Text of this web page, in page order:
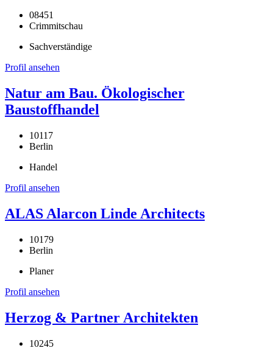
08451
Crimmitschau
Sachverständige
Profil ansehen
Natur am Bau. Ökologischer
Baustoffhandel
10117
Berlin
Handel
Profil ansehen
ALAS Alarcon Linde Architects
10179
Berlin
Planer
Profil ansehen
Herzog & Partner Architekten
10245